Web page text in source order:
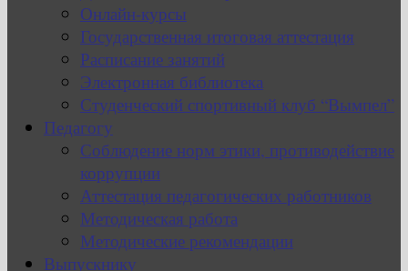
Онлайн-курсы
Государственная итоговая аттестация
Расписание занятий
Электронная библиотека
Студенческий спортивный клуб “Вымпел”
Педагогу
Соблюдение норм этики, противодействие
коррупции
Аттестация педагогических работников
Методическая работа
Методические рекомендации
Выпускнику